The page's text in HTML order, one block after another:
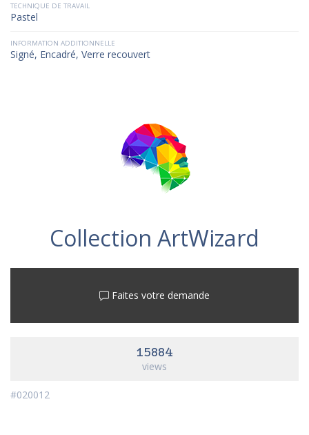
TECHNIQUE DE TRAVAIL
Pastel
INFORMATION ADDITIONNELLE
Signé, Encadré, Verre recouvert
Collection ArtWizard
Faites votre demande
15884
views
#020012